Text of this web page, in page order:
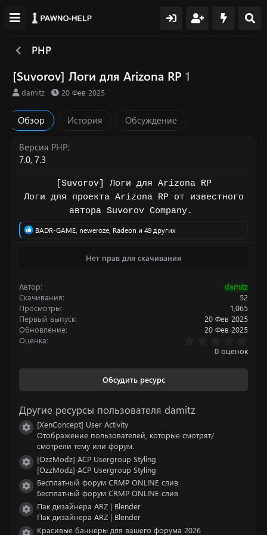
PHP
[Suvorov] Логи для Arizona RP 1
А
т
о
damitz
Д
о
а
н
и
20 Фев 2025
Обзор История Обсуждение
Версия PHP
7.0 7.3
[Suvorov] Логи для Arizona RP
Логи для проекта Arizona RP от известного
автора Suvorov Company.
Р
и
:
BADR-GAME, neweroze, Radeon и 49 других
Нет прав для скачивания
Автор
damitz
Скачивания
52
Просмотры
1,065
Первый выпуск
20 Фев 2025
Обновление
20 Фев 2025
Оценка
.
0
0 оценок
Обсудить ресурс
Другие ресурсы пользователя damitz
Иконка ресурса
[XenConcept] User Activity
Отображение пользователей, которые смотрят/
смотрели тему или форум.
Иконка ресурса
[OzzModz] ACP Usergroup Styling
[OzzModz] ACP Usergroup Styling
Иконка ресурса
Бесплатный форум CRMP ONLINE слив
Бесплатный форум CRMP ONLINE слив
Иконка ресурса
Пак дизайнера ARZ | Blender
Пак дизайнера ARZ | Blender
Красивые баннеры для вашего форума 2026